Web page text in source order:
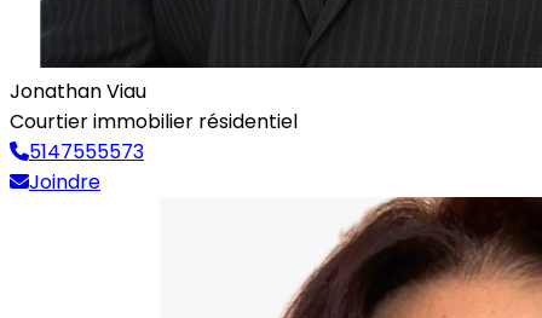
Jonathan Viau
Courtier immobilier résidentiel
5147555573
Joindre